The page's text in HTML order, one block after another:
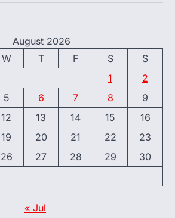
August 2026
W T F S
S
1
2
5 6 7 8
9
12 13 14 15
16
19 20 21 22
23
26 27 28 29
30
« Jul